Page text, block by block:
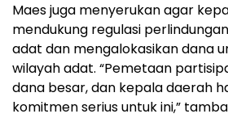
Maes juga menyerukan agar
mendukung regulasi
adat dan mengalokasikan dana
wilayah adat. “Pemetaan
dana besar, dan kepala daerah
komitmen serius untuk ini,”